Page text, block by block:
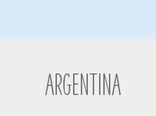
Argentina